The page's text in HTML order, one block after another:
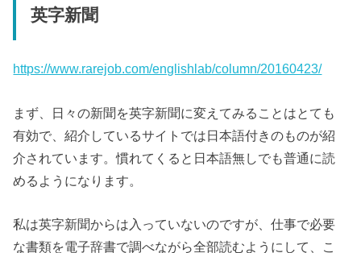
英字新聞
https://www.rarejob.com/englishlab/column/20160423/
まず、日々の新聞を英字新聞に変えてみることはとても
有効で、紹介しているサイトでは日本語付きのものが紹
介されています。慣れてくると日本語無しでも普通に読
めるようになります。
私は英字新聞からは入っていないのですが、仕事で必要
な書類を電子辞書で調べながら全部読むようにして、こ